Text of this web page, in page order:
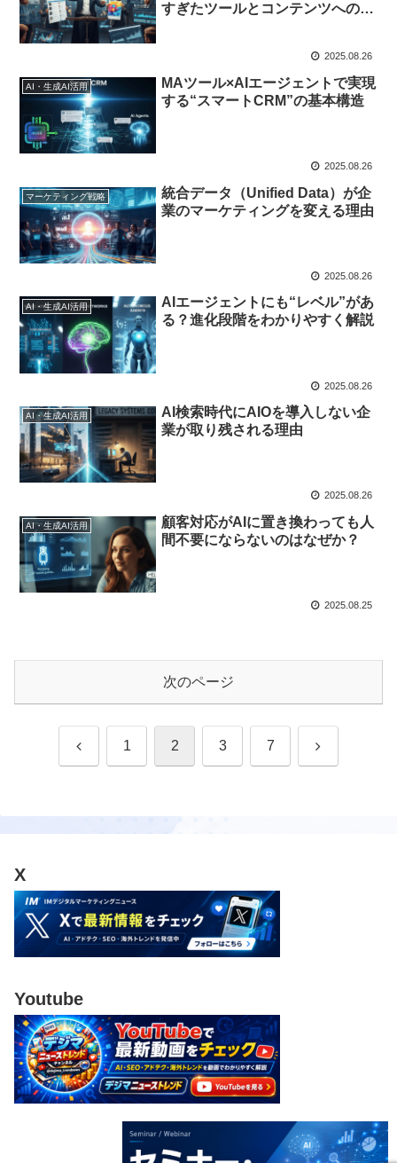
すぎたツールとコンテンツへの対
2025.08.26
AI・生成AI活用
MAツール×AIエージェントで実現
する“スマートCRM”の基本構造
2025.08.26
マーケティング戦略
統合データ（Unified Data）が企
業のマーケティングを変える理由
2025.08.26
AI・生成AI活用
AIエージェントにも“レベル”があ
る？進化段階をわかりやすく解説
2025.08.26
AI・生成AI活用
AI検索時代にAIOを導入しない企
業が取り残される理由
2025.08.26
AI・生成AI活用
顧客対応がAIに置き換わっても人
間不要にならないのはなぜか？
2025.08.25
次のページ
前 1 2 3 7 次
X
Youtube